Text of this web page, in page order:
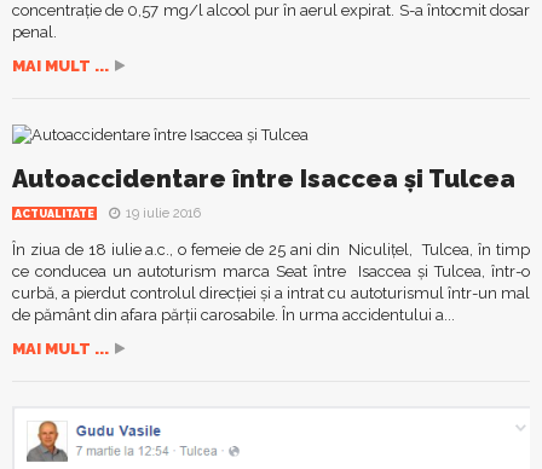
concentrație de 0,57 mg/l alcool pur în aerul expirat. S-a întocmit dosar
penal.
MAI MULT ...
Autoaccidentare între Isaccea și Tulcea
ACTUALITATE 19 iulie 2016
În ziua de 18 iulie a.c., o femeie de 25 ani din Niculiţel, Tulcea, în timp
ce conducea un autoturism marca Seat între Isaccea şi Tulcea, într-o
curbă, a pierdut controlul direcţiei şi a intrat cu autoturismul într-un mal
de pământ din afara părţii carosabile. În urma accidentului a...
MAI MULT ...